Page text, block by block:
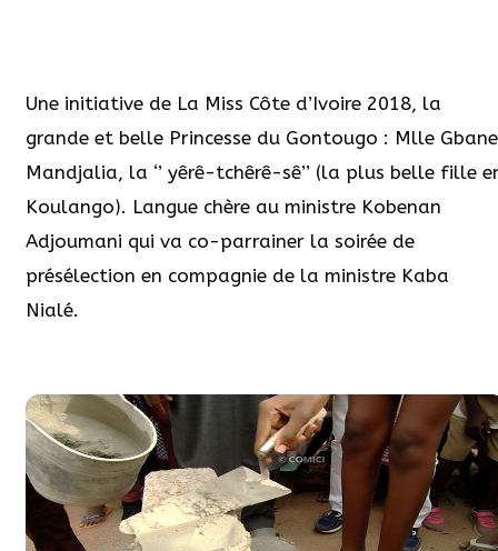
Une initiative de La Miss Côte d’Ivoire 2018, la
grande et belle Princesse du Gontougo : Mlle Gbane
Mandjalia, la ‘’ yêrê-tchêrê-sê’’ (la plus belle fille
Koulango). Langue chère au ministre Kobenan
Adjoumani qui va co-parrainer la soirée de
présélection en compagnie de la ministre Kaba
Nialé.